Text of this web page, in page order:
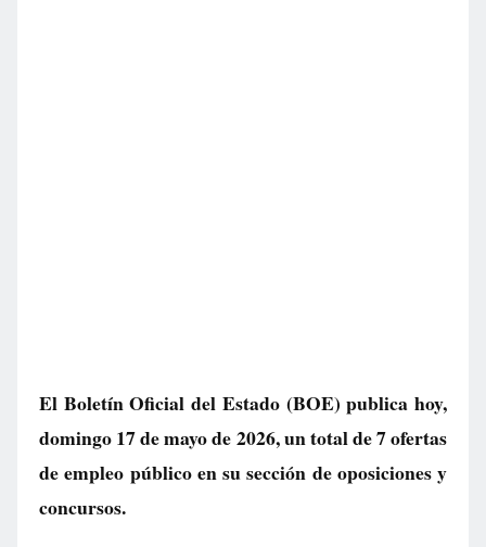
El Boletín Oficial del Estado (BOE) publica hoy,
domingo 17 de mayo de 2026, un total de7 ofertas
de empleo públicoen su sección de oposiciones y
concursos.